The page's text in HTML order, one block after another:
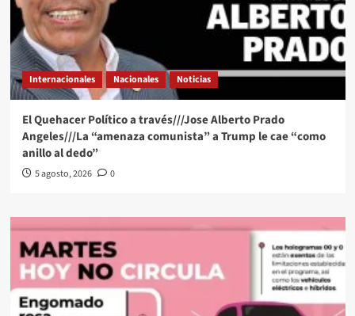
Internacionales Nacionales Noticias
El Quehacer Político a través///Jose Alberto Prado
Angeles///La “amenaza comunista” a Trump le cae “como
anillo al dedo”
5 agosto, 2026 0